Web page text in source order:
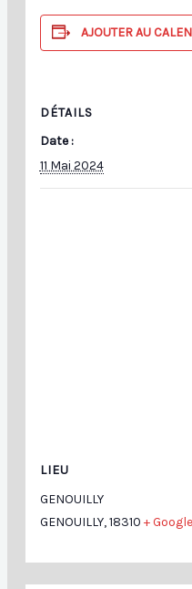
AJOUTER AU
DÉTAILS
Date :
11 Mai 2024
LIEU
GENOUILLY
GENOUILLY,18310 +